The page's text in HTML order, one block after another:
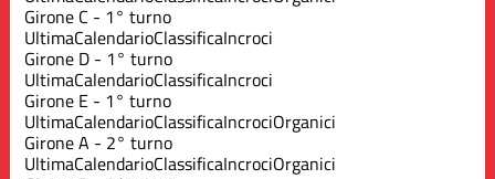
Girone C - 1° turno
UltimaCalendarioClassificaIncroci
Girone D - 1° turno
UltimaCalendarioClassificaIncroci
Girone E - 1° turno
UltimaCalendarioClassificaIncrociOrganici
Girone A - 2° turno
UltimaCalendarioClassificaIncrociOrganici